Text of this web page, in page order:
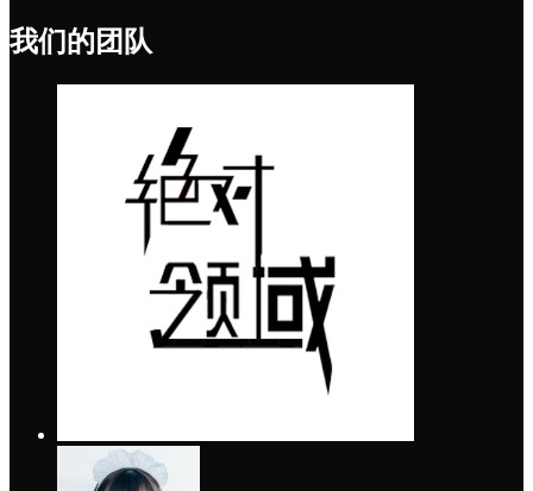
我们的团队